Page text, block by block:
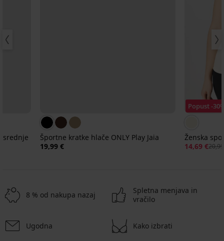
srednje
Športne kratke hlače ONLY Play Jaia
19,99 €
Popust -
Ženska
14,69 €
8 % od nakupa nazaj
Spletna menjava in
vračilo
Ugodna Kako izbrati